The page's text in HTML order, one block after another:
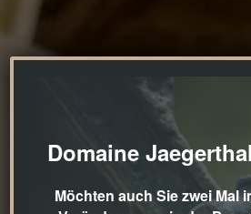
Domaine
Möchten auch Sie zwei Mal